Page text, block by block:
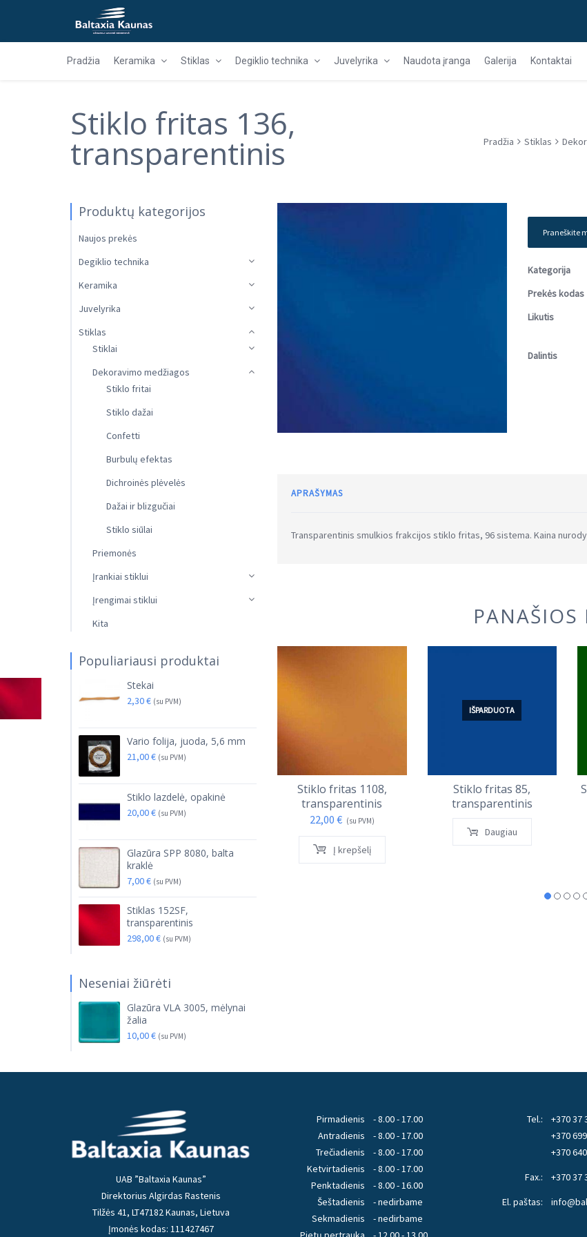
Pradžia Keramika Stiklas Degiklio technika Juvelyrika Naudota įranga Galerija Kontaktai
Stiklo fritas 136,
transparentinis Pradžia Stiklas
Praneškite
Kategorija
Prekės kodas
Likutis
Dalintis
APRAŠYMAS
Transparentinis smulkios frakcijos stiklo fritas, 96 sistema. Kaina
PANAŠIOS
Stiklo fritas 1108,
transparentinis
22,00 € (su PVM)
Į krepšelį
IŠPARDUOTA
Stiklo fritas 85,
transparentinis
Daugiau
Produktų kategorijos
Naujos prekės
Degiklio technika
Keramika
Juvelyrika
Stiklas
Stiklai
Dekoravimo medžiagos
Stiklo fritai
Stiklo dažai
Confetti
Burbulų efektas
Dichroinės plėvelės
Dažai ir blizgučiai
Stiklo siūlai
Priemonės
Įrankiai stiklui
Įrengimai stiklui
Kita
Populiariausi produktai
Stekai
2,30€ (su PVM)
Vario folija, juoda, 5,6 mm
21,00€ (su PVM)
Stiklo lazdelė, opakinė
20,00€ (su PVM)
Glazūra SPP 8080, balta
kraklė
7,00€ (su PVM)
Stiklas 152SF,
transparentinis
298,00€ (su PVM)
Neseniai žiūrėti
Glazūra VLA 3005, mėlynai
žalia
10,00€ (su PVM)
UAB ”Baltaxia Kaunas”
Direktorius Algirdas Rastenis
Tilžės 41, LT47182 Kaunas, Lietuva
Įmonės kodas: 111427467
Pirmadienis
Antradienis
Trečiadienis
Ketvirtadienis
Penktadienis
Šeštadienis
Sekmadienis
- 8.00 - 17.00
- 8.00 - 17.00
- 8.00 - 17.00
- 8.00 - 17.00
- 8.00 - 16.00
- nedirbame
- nedirbame
Tel.:
+370 37
+370
+370
Fax.:
+370 37
El. paštas: